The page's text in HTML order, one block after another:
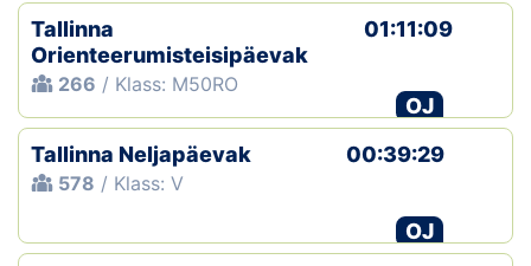
Tallinna
Orienteerumisteisipäevak
266 / Klass: M50RO
01:11:09
OJ
Tallinna Neljapäevak
578 / Klass: V
00:39:29
OJ